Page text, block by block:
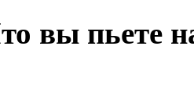
вы пьете